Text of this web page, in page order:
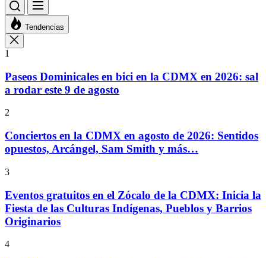
Tendencias
1
Paseos Dominicales en bici en la CDMX en 2026: sal
a rodar este 9 de agosto
2
Conciertos en la CDMX en agosto de 2026: Sentidos
opuestos, Arcángel, Sam Smith y más…
3
Eventos gratuitos en el Zócalo de la CDMX: Inicia la
Fiesta de las Culturas Indígenas, Pueblos y Barrios
Originarios
4